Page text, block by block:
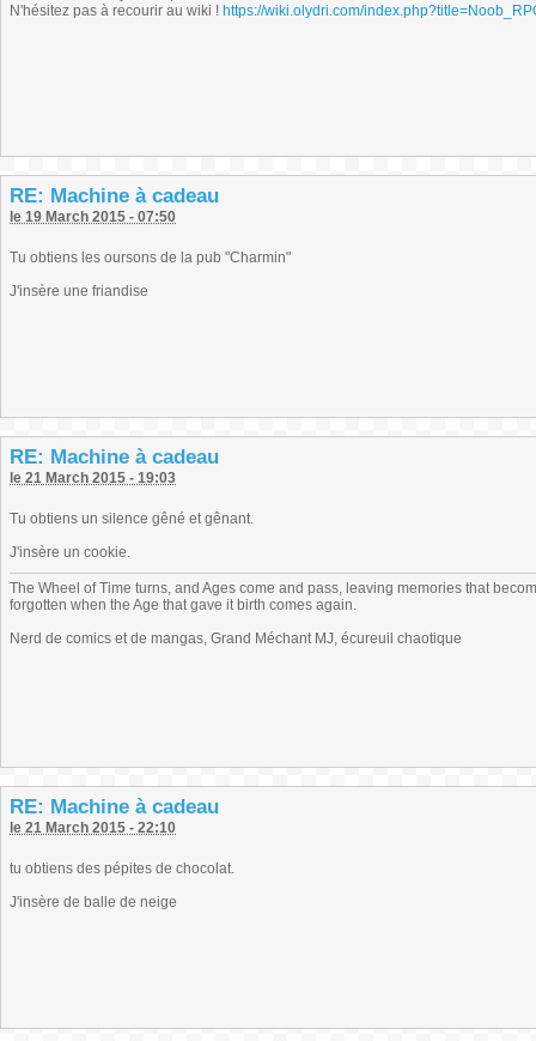
N'hésitez pas à recourir au wiki ! https://wiki.olydri.com/
RE: Machine à cadeau
le 19 March 2015 - 07:50
Tu obtiens les oursons de la pub "Charmin"
J'insère une friandise
RE: Machine à cadeau
le 21 March 2015 - 19:03
Tu obtiens un silence gêné et gênant.
J'insère un cookie.
The Wheel of Time turns, and Ages come and pass, leaving memories that
forgotten when the Age that gave it birth comes again.
Nerd de comics et de mangas, Grand Méchant MJ, écureuil chaotique
RE: Machine à cadeau
le 21 March 2015 - 22:10
tu obtiens des pépites de chocolat.
J'insère de balle de neige